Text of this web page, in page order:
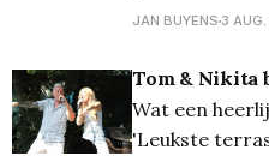
vanmiddag.
opdagen voor
traditie. Van
véél meer, de
JAN BUYENS 3
Tom & Nikita
Wat een
'Leukste